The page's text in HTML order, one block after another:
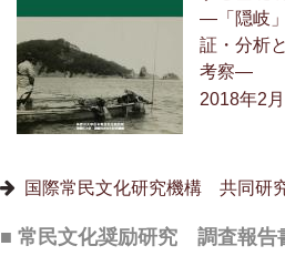
—「隠岐
証・分析
考察—
2018年2月
国際常民文化研究機構 共同研
■ 常民文化奨励研究 調査報告